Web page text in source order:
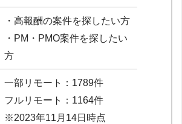
・高報酬の案件を探したい方
・PM・PMO案件を探したい
方
一部リモート：1789件
フルリモート：1164件
※2023年11月14日時点